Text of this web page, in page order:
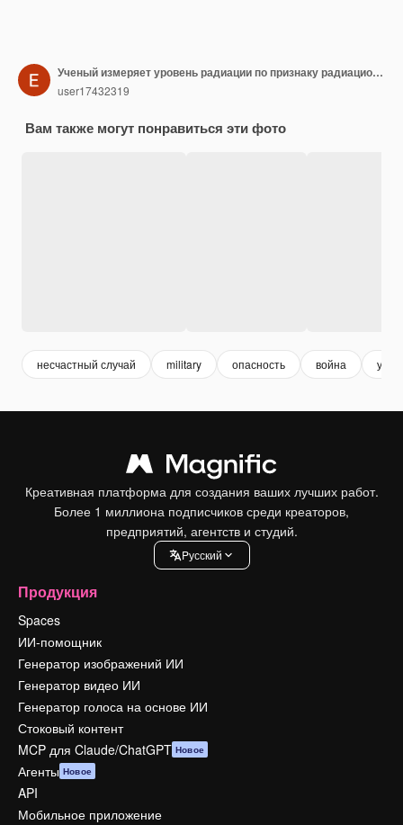
Ученый измеряет уровень радиации по признаку радиационной опасности с помощью дозиметра
user17432319
Вам также могут понравиться эти фото
несчастный случай military опасность война
Креативная платформа для создания ваших лучших работ.
Более 1 миллиона подписчиков среди креаторов,
предприятий, агентств и студий.
Pусский
Продукция
Spaces
ИИ-помощник
Генератор изображений ИИ
Генератор видео ИИ
Генератор голоса на основе ИИ
Стоковый контент
MCP для Claude/ChatGPT Новое
Агенты Новое
API
Мобильное приложение